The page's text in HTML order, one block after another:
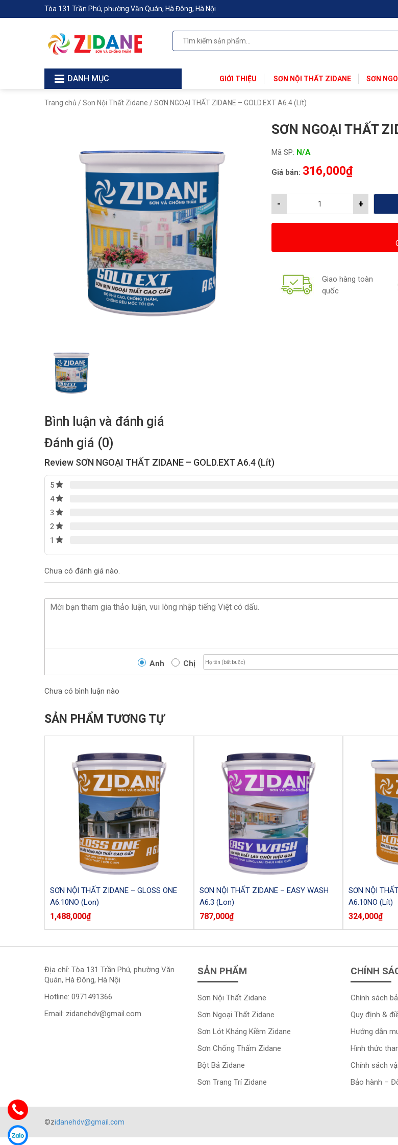
Tòa 131 Trần Phú, phường Văn Quán, Hà Đông, Hà Nội
DANH MỤC GIỚI THIỆU SƠN NỘI THẤT ZIDANE SƠN
Trang chủ /Sơn Nội Thất Zidane / SƠN NGOẠI THẤT ZIDANE – GOLD.EXT A6.4 (Lít)
SƠN NGOẠI THẤT
Mã SP: N/A
Giá bán: 316,000₫
+
-
Giao hàng toàn
quốc
Bình luận và đánh giá
Đánh giá (0)
Review SƠN NGOẠI THẤT ZIDANE – GOLD.EXT A6.4 (Lít)
5
4
3
2
1
Chưa có đánh giá nào.
Anh Chị
Chưa có bình luận nào
SẢN PHẨM TƯƠNG TỰ
SƠN NỘI THẤT ZIDANE – GLOSS ONE
A6.10NO (Lon)
1,488,000₫
SƠN NỘI THẤT ZIDANE – EASY WASH
A6.3 (Lon)
787,000₫
SƠN NỘI
A6.10NO (Lít)
324,000₫
Địa chỉ: Tòa 131 Trần Phú, phường Văn
Quán, Hà Đông, Hà Nội
Hotline: 0971491366
Email: zidanehdv@gmail.com
SẢN PHẨM
Sơn Nội Thất Zidane
Sơn Ngoại Thất Zidane
Sơn Lót Kháng Kiềm Zidane
Sơn Chống Thấm Zidane
Bột Bả Zidane
Sơn Trang Trí Zidane
CHÍNH
Chính sách
Quy định &
Hướng dẫn
Hình thức
Chính sách
Bảo hành –
©zidanehdv@gmail.com